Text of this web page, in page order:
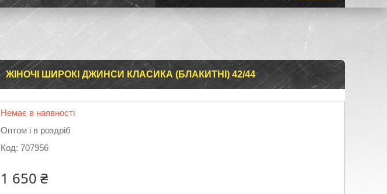
ЖІНОЧІ ШИРОКІ ДЖИНСИ КЛАСИКА (БЛАКИТНІ) 42/44
Немає в наявності
Оптом і в роздріб
Код: 707956
1 650 ₴